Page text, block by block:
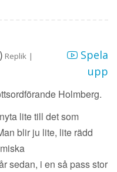
) Replik |
Spela
upp
Holmberg.
lite till det som
blir ju lite, lite rädd
sedan, i en så pass stor